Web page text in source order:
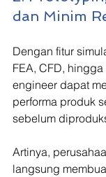
dan Minim
Dengan fitur
FEA, CFD,
engineer dapat
performa produk
sebelum
Artinya,
langsung